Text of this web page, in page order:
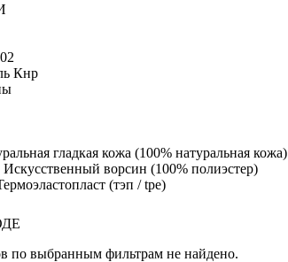
Кнр
гладкая кожа (100% натуральная кожа)
Искусственный ворсин (100% полиэстер)
(тэп / tpe)
по выбранным фильтрам не найдено.